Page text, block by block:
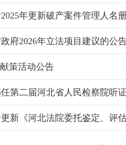
年更新破产案件管理人名
府2026年立法项目建议的公
策活动公告
第二届河北省人民检察院听
新《河北法院委托鉴定、评